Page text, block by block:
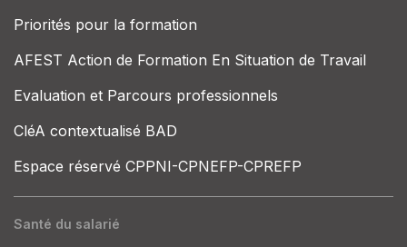
Priorités pour la formation
AFEST Action de Formation En Situation de Travail
Evaluation et Parcours professionnels
CléA contextualisé BAD
Espace réservé CPPNI-CPNEFP-CPREFP
Santé du salarié